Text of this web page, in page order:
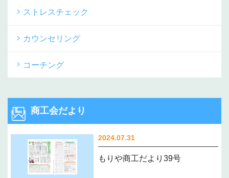
ストレスチェック
カウンセリング
コーチング
商工会だより
2024.07.31
もりや商工だより39号